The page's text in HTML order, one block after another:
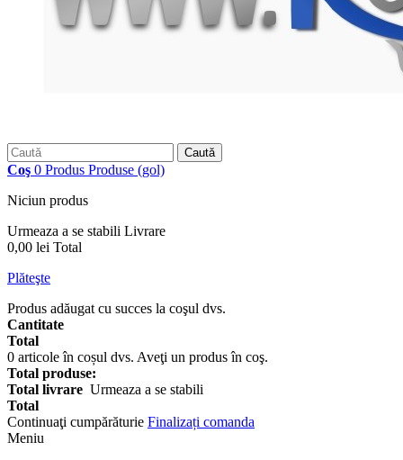
Caută
Coş 0 Produs Produse (gol)
Niciun produs
Urmeaza a se stabili Livrare
0,00 lei Total
Plăteşte
Produs adăugat cu succes la coşul dvs.
Cantitate
Total
0 articole în coșul dvs. Aveţi un produs în coş.
Total produse:
Total livrare Urmeaza a se stabili
Total
Continuaţi cumpărăturie Finalizați comanda
Meniu